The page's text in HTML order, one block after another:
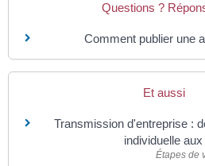
Questions ?
Comment publier une
Et aussi
Transmission d'entreprise :
individuelle
Étapes de